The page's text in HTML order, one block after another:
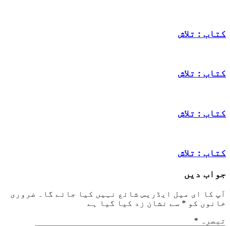
کتاب : تلاش
کتاب : تلاش
کتاب : تلاش
کتاب : تلاش
جواب دیں
آپ کا ای میل ایڈریس شائع نہیں کیا جائے گا۔
ضروری
خانوں کو * سے نشان زد کیا گیا ہے
تبصرہ *